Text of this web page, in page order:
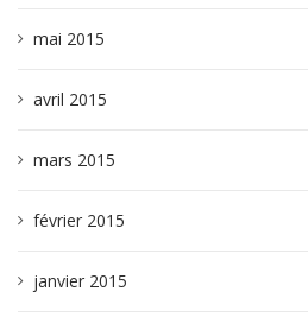
mai 2015
avril 2015
mars 2015
février 2015
janvier 2015